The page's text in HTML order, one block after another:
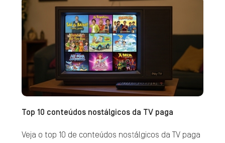
Top 10 conteúdos nostálgicos da TV paga
Veja o top 10 de conteúdos nostálgicos da TV paga